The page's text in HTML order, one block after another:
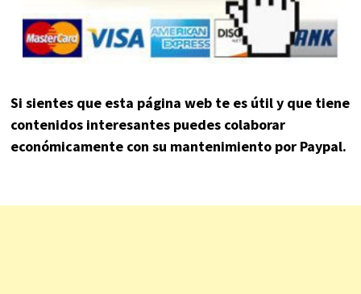
Si sientes que esta página web te es útil y que tiene
contenidos interesantes puedes colaborar
económicamente con su mantenimiento por Paypal.